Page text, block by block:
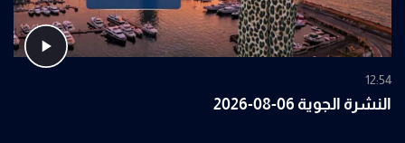
12:54
النشرة الجوية 06-08-2026